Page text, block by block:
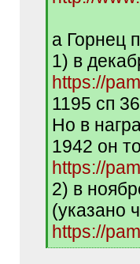
а Горнец
1) в
https://
1195 сп
Но в
1942 он
https://
2) в
(указано
https://
[